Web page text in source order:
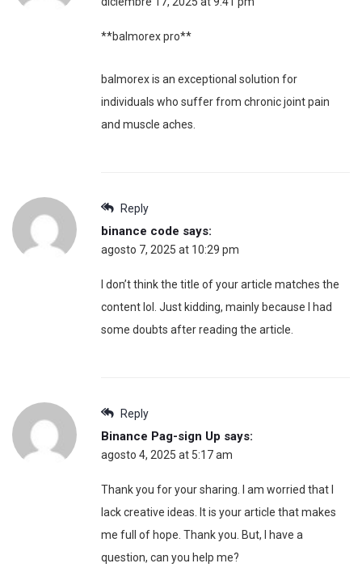
**balmorex pro**
balmorex is an exceptional solution for
individuals who suffer from chronic joint pain
and muscle aches.
Reply
binance code says:
agosto 7, 2025 at 10:29 pm
I don’t think the title of your article matches the
content lol. Just kidding, mainly because I had
some doubts after reading the article.
Reply
Binance Pag-sign Up says:
agosto 4, 2025 at 5:17 am
Thank you for your sharing. I am worried that I
lack creative ideas. It is your article that makes
me full of hope. Thank you. But, I have a
question, can you help me?